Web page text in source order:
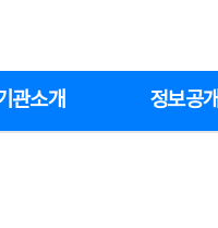
관소개 정보공개